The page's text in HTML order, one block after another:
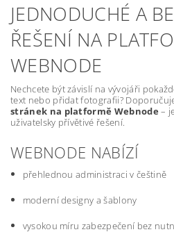
JEDNODUCHÉ A
ŘEŠENÍ NA
WEBNODE
Nechcete být závislí na vývojáři
text nebo přidat fotografii?
stránek na platformě Webnode –
uživatelsky přívětivé řešení.
WEBNODE NABÍZÍ
přehlednou administraci v češtině
moderní designy a šablony
vysokou míru zabezpečení bez